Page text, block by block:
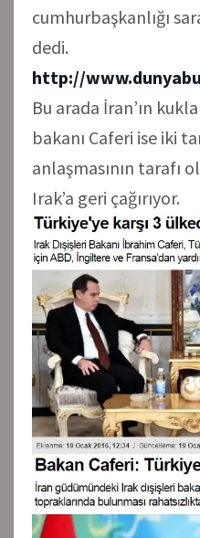
cumhurbaşkanlığı
dedi.
http://
Bu arada İran’ın
bakanı Caferi ise iki
anlaşmasının tarafı
Irak’a geri çağırıyor.